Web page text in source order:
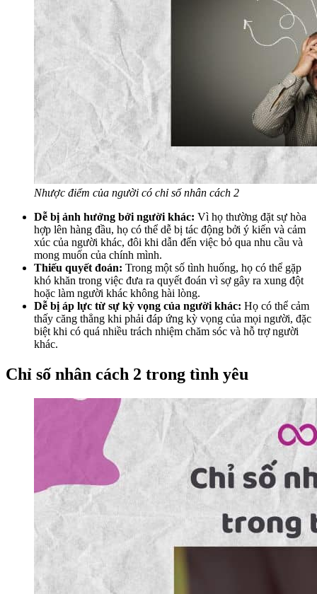
Nhược điểm của người có chỉ số nhân cách 2
Dễ bị ảnh hưởng bởi người khác: Vì họ thường đặt sự hòa
hợp lên hàng đầu, họ có thể dễ bị tác động bởi ý kiến và cảm
xúc của người khác, đôi khi dẫn đến việc bỏ qua nhu cầu và
mong muốn của chính mình.
Thiếu quyết đoán: Trong một số tình huống, họ có thể gặp
khó khăn trong việc đưa ra quyết đoán vì sợ gây ra xung đột
hoặc làm người khác không hài lòng.
Dễ bị áp lực từ sự kỳ vọng của người khác: Họ có thể cảm
thấy căng thẳng khi phải đáp ứng kỳ vọng của mọi người, đặc
biệt khi có quá nhiều trách nhiệm chăm sóc và hỗ trợ người
khác.
Chỉ số nhân cách 2 trong tình yêu